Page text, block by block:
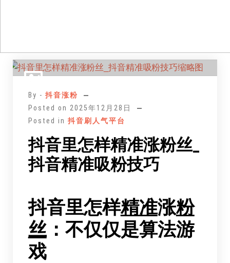
By - 抖音涨粉
Posted on 2025年12月28日
Posted in 抖音刷人气平台
抖音里怎样精准涨粉丝_
抖音精准吸粉技巧
抖音里怎样精准涨粉
丝：不仅仅是算法游
戏